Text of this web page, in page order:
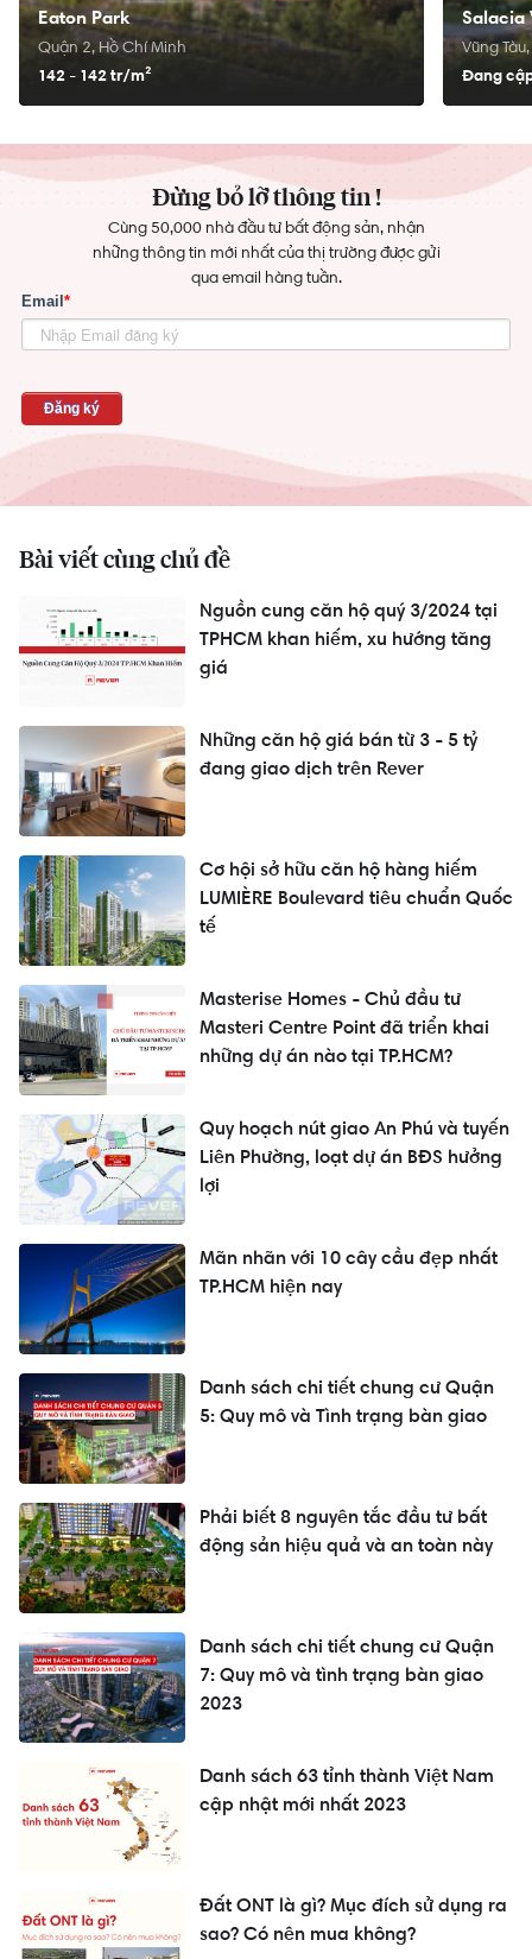
Bài viết cùng chủ đề
Nguồn cung căn hộ quý 3/2024 tại
TPHCM khan hiếm, xu hướng tăng
giá
Những căn hộ giá bán từ 3 - 5 tỷ
đang giao dịch trên Rever
Cơ hội sở hữu căn hộ hàng hiếm
LUMIÈRE Boulevard tiêu chuẩn Quốc
tế
Masterise Homes - Chủ đầu tư
Masteri Centre Point đã triển khai
những dự án nào tại TP.HCM?
Quy hoạch nút giao An Phú và tuyến
Liên Phường, loạt dự án BĐS hưởng
lợi
Mãn nhãn với 10 cây cầu đẹp nhất
TP.HCM hiện nay
Danh sách chi tiết chung cư Quận
5: Quy mô và Tình trạng bàn giao
Phải biết 8 nguyên tắc đầu tư bất
động sản hiệu quả và an toàn này
Danh sách chi tiết chung cư Quận
7: Quy mô và tình trạng bàn giao
2023
Danh sách 63 tỉnh thành Việt Nam
cập nhật mới nhất 2023
Đất ONT là gì? Mục đích sử dụng ra
sao? Có nên mua không?
Eaton Park
Quận 2, Hồ Chí Minh
142 - 142 tr/m²
Salacia
Vũng
Đang
Đừng bỏ lỡ thông tin !
Cùng 50,000 nhà đầu tư bất động sản, nhận
những thông tin mới nhất của thị trường được gửi
qua email hàng tuần.